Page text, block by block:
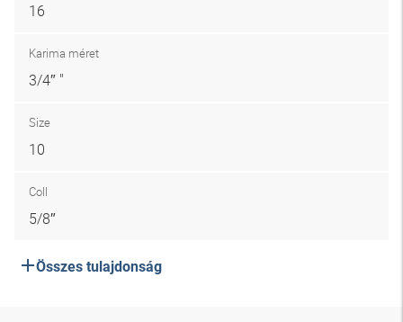
16
Karima méret
3/4″ "
Size
10
Coll
5/8″
Összes tulajdonság